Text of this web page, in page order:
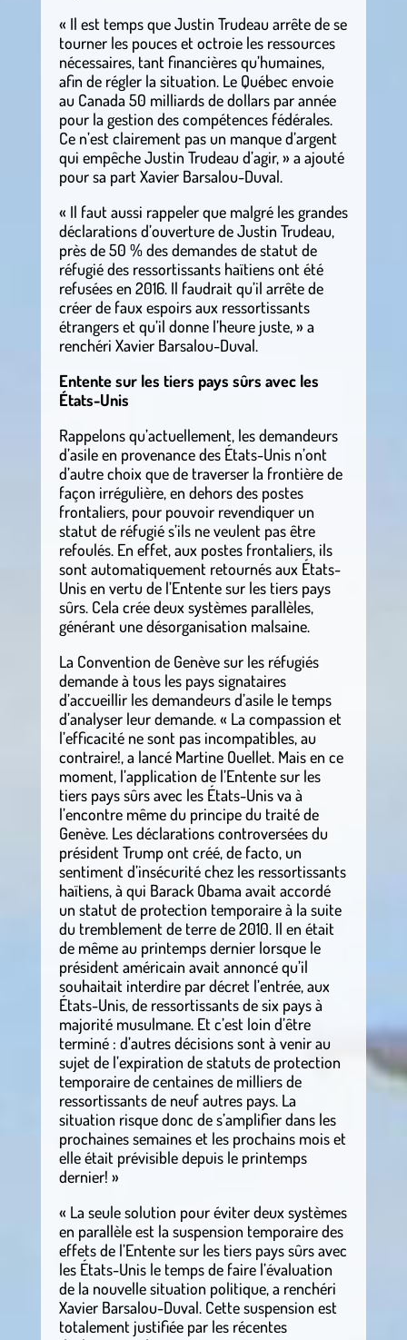
« Il est temps que Justin Trudeau arrête de se
tourner les pouces et octroie les ressources
nécessaires, tant financières qu’humaines,
afin de régler la situation. Le Québec envoie
au Canada 50 milliards de dollars par année
pour la gestion des compétences fédérales.
Ce n’est clairement pas un manque d’argent
qui empêche Justin Trudeau d’agir, » a ajouté
pour sa part Xavier Barsalou-Duval.
« Il faut aussi rappeler que malgré les grandes
déclarations d’ouverture de Justin Trudeau,
près de 50 % des demandes de statut de
réfugié des ressortissants haïtiens ont été
refusées en 2016. Il faudrait qu’il arrête de
créer de faux espoirs aux ressortissants
étrangers et qu’il donne l’heure juste, » a
renchéri Xavier Barsalou-Duval.
Entente sur les tiers pays sûrs avec les
États-Unis
Rappelons qu’actuellement, les demandeurs
d’asile en provenance des États-Unis n’ont
d’autre choix que de traverser la frontière de
façon irrégulière, en dehors des postes
frontaliers, pour pouvoir revendiquer un
statut de réfugié s’ils ne veulent pas être
refoulés. En effet, aux postes frontaliers, ils
sont automatiquement retournés aux États-
Unis en vertu de l’Entente sur les tiers pays
sûrs. Cela crée deux systèmes parallèles,
générant une désorganisation malsaine.
La Convention de Genève sur les réfugiés
demande à tous les pays signataires
d’accueillir les demandeurs d’asile le temps
d’analyser leur demande. « La compassion et
l’efficacité ne sont pas incompatibles, au
contraire!, a lancé Martine Ouellet. Mais en ce
moment, l’application de l’Entente sur les
tiers pays sûrs avec les États-Unis va à
l’encontre même du principe du traité de
Genève. Les déclarations controversées du
président Trump ont créé, de facto, un
sentiment d’insécurité chez les ressortissants
haïtiens, à qui Barack Obama avait accordé
un statut de protection temporaire à la suite
du tremblement de terre de 2010. Il en était
de même au printemps dernier lorsque le
président américain avait annoncé qu’il
souhaitait interdire par décret l’entrée, aux
États-Unis, de ressortissants de six pays à
majorité musulmane. Et c’est loin d’être
terminé : d’autres décisions sont à venir au
sujet de l’expiration de statuts de protection
temporaire de centaines de milliers de
ressortissants de neuf autres pays. La
situation risque donc de s’amplifier dans les
prochaines semaines et les prochains mois et
elle était prévisible depuis le printemps
dernier! »
« La seule solution pour éviter deux systèmes
en parallèle est la suspension temporaire des
effets de l’Entente sur les tiers pays sûrs avec
les États-Unis le temps de faire l’évaluation
de la nouvelle situation politique, a renchéri
Xavier Barsalou-Duval. Cette suspension est
totalement justifiée par les récentes